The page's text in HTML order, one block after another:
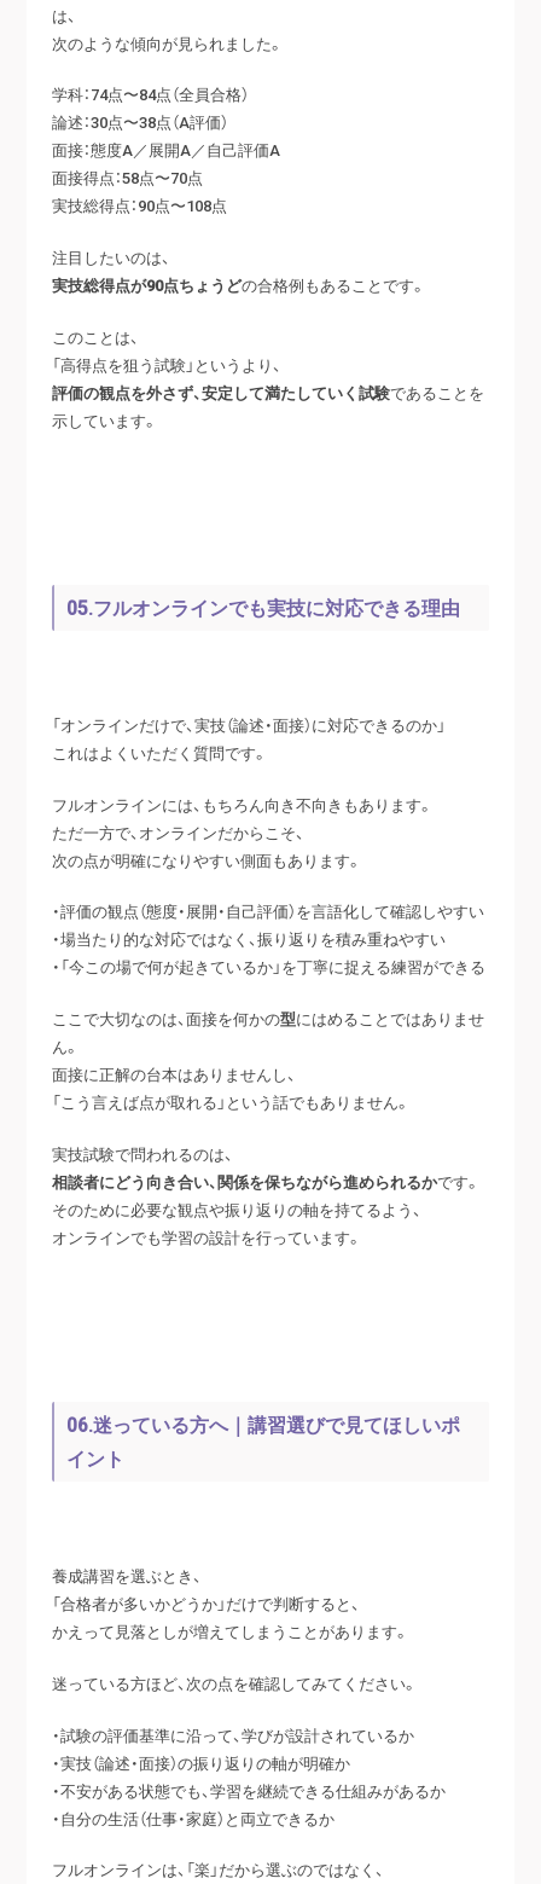
は、
次のような傾向が見られました。
学科：74点〜84点（全員合格）
論述：30点〜38点（A評価）
面接：態度A／展開A／自己評価A
面接得点：58点〜70点
実技総得点：90点〜108点
注目したいのは、
実技総得点が90点ちょうどの合格例もあることです。
このことは、
「高得点を狙う試験」というより、
評価の観点を外さず、安定して満たしていく試験であることを
示しています。
05.フルオンラインでも実技に対応できる理由
「オンラインだけで、実技（論述・面接）に対応できるのか」
これはよくいただく質問です。
フルオンラインには、もちろん向き不向きもあります。
ただ一方で、オンラインだからこそ、
次の点が明確になりやすい側面もあります。
・評価の観点（態度・展開・自己評価）を言語化して確認しやすい
・場当たり的な対応ではなく、振り返りを積み重ねやすい
・「今この場で何が起きているか」を丁寧に捉える練習ができる
ここで大切なのは、面接を何かの型にはめることではありませ
ん。
面接に正解の台本はありませんし、
「こう言えば点が取れる」という話でもありません。
実技試験で問われるのは、
相談者にどう向き合い、関係を保ちながら進められるかです。
そのために必要な観点や振り返りの軸を持てるよう、
オンラインでも学習の設計を行っています。
06.迷っている方へ｜講習選びで見てほしいポ
イント
養成講習を選ぶとき、
「合格者が多いかどうか」だけで判断すると、
かえって見落としが増えてしまうことがあります。
迷っている方ほど、次の点を確認してみてください。
・試験の評価基準に沿って、学びが設計されているか
・実技（論述・面接）の振り返りの軸が明確か
・不安がある状態でも、学習を継続できる仕組みがあるか
・自分の生活（仕事・家庭）と両立できるか
フルオンラインは、「楽」だから選ぶのではなく、